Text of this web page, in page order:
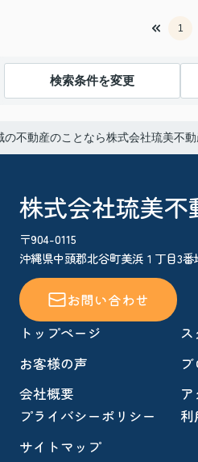
1
検索条件を変更
不動産のことなら株式会社琉美不
株式会社琉美不
〒904-0115
沖縄県中頭郡北谷町美浜１丁目3番
お問い合わせ
トップページ
ス
お客様の声
会社概要
プライバシーポリシー
利
サイトマップ